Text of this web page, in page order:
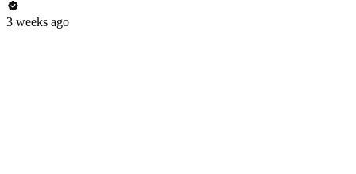
3 weeks ago